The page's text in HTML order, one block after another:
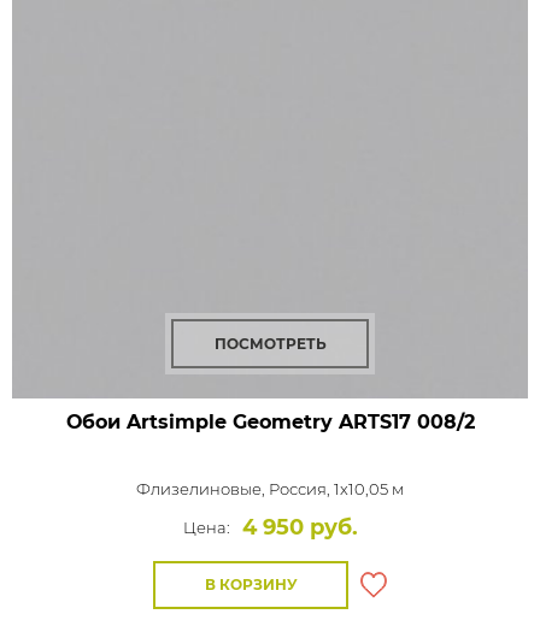
ПОСМОТРЕТЬ
Обои Artsimple GeometryARTS17 008/2
Флизелиновые, Россия, 1x10,05 м
Цена:
4 950 руб.
В КОРЗИНУ